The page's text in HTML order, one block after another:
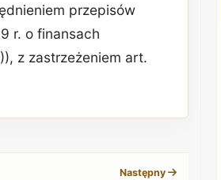
przepisów
r. o finansach
z zastrzeżeniem art.
Następny